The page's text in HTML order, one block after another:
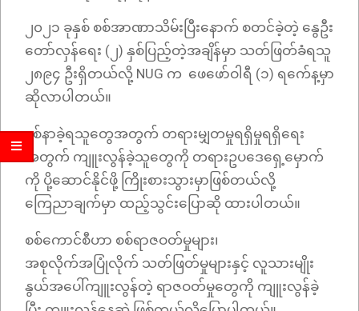
၂၀၂၁ ခုနှစ် စစ်အာဏာသိမ်းပြီးနောက် စတင်ခဲ့တဲ့ နွေဦး
တော်လှန်ရေး (၂) နှစ်ပြည့်တဲ့အချိန်မှာ သတ်ဖြတ်ခံရသူ
၂၈၉၄ ဦးရှိတယ်လို့ NUG က ဖေဖော်ဝါရီ (၁) ရက်ေန့မှာ
ဆိုလာပါတယ်။
နစ်နာခဲ့ရသူတွေအတွက် တရားမျှတမှုရရှိမှုရရှိရေး
အတွက် ကျူးလွန်ခဲ့သူတွေကို တရားဥပဒေရှေ့မှောက်
ကို ပို့ဆောင်နိုင်ဖို့ ကြိုးစားသွားမှာဖြစ်တယ်လို့
ကြေညာချက်မှာ ထည့်သွင်းပြောဆို ထားပါတယ်။
စစ်ကောင်စီဟာ စစ်ရာဇဝတ်မှုများ၊
အစုလိုက်အပြုံလိုက် သတ်ဖြတ်မှုများနှင့် လူသားမျိုး
နွယ်အပေါ်ကျူးလွန်တဲ့ ရာဇဝတ်မှုတွေကို ကျူးလွန်ခဲ့